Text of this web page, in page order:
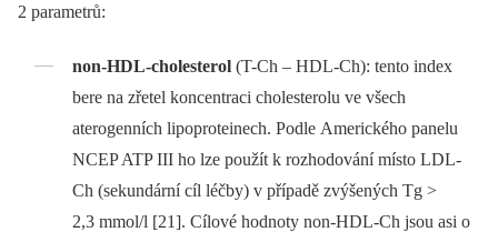
2 parametrů:
non-HDL-cholesterol (T-Ch –⁠ HDL-Ch): tento index
bere na zřetel koncentraci cholesterolu ve všech
aterogenních lipoproteinech. Podle Amerického panelu
NCEP ATP III ho lze použít k rozhodování místo LDL-
Ch (sekundární cíl léčby) v případě zvýšených Tg >
2,3 mmol/l [21]. Cílové hodnoty non-HDL-Ch jsou asi o